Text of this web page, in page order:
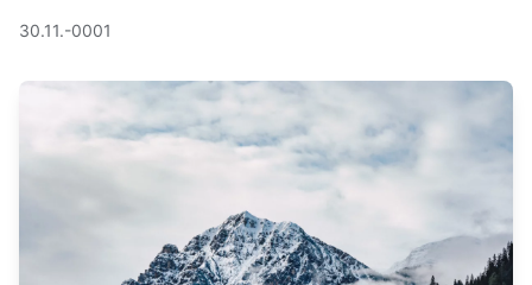
30.11.-0001